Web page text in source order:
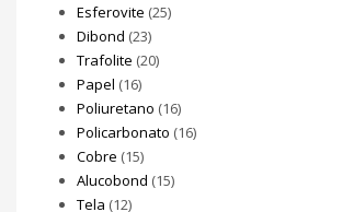
Esferovite (25)
Dibond (23)
Trafolite (20)
Papel (16)
Poliuretano (16)
Policarbonato (16)
Cobre (15)
Alucobond (15)
Tela (12)